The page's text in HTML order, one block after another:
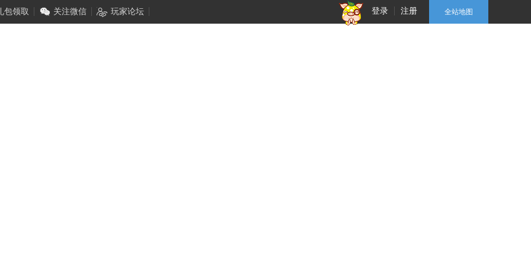
包领取 关注微信 玩家论坛 登录 注册 全站地图